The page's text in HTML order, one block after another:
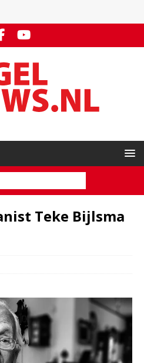
Teke Bijlsma